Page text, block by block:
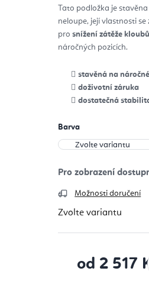
Tato podložka je stavěna
neloupe, její vlastnosti
prosnížení zátěže kloubů
náročných pozicích.
stavěná na
doživotní záruka
dostatečná
Barva
Možnosti doručení
Zvolte variantu
od 2 517